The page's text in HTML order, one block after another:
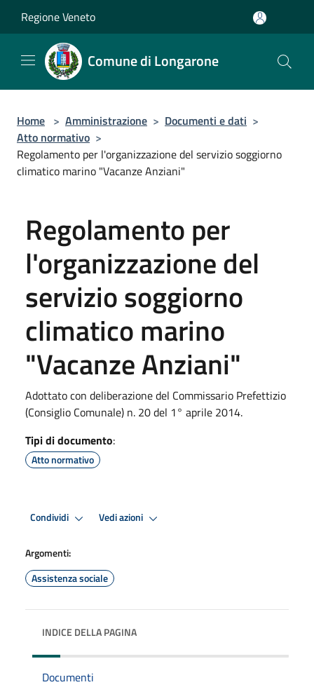
Regione Veneto
Comune di Longarone
Home > Amministrazione > Documenti e dati >
Atto normativo >
Regolamento per l'organizzazione del servizio soggiorno
climatico marino "Vacanze Anziani"
Regolamento per
l'organizzazione del
servizio soggiorno
climatico marino
"Vacanze Anziani"
Adottato con deliberazione del Commissario Prefettizio
(Consiglio Comunale) n. 20 del 1° aprile 2014.
Tipi di documento:
Atto normativo
Condividi Vedi azioni
Argomenti:
Assistenza sociale
INDICE DELLA PAGINA
Documenti